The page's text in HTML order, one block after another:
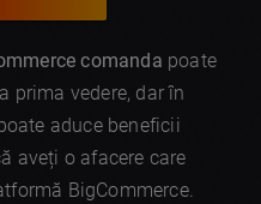
comanda poate
prima vedere, dar în
aduce beneficii
aveți o afacere care
BigCommerce.